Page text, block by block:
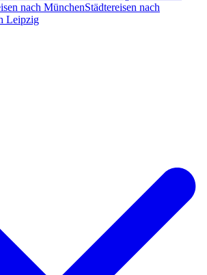
nach MünchenStädtereisen nach
Leipzig